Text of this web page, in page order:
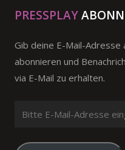
PRESSPLAY
Gib deine E-Mail-Adresse
abonnieren und
via E-Mail zu erhalten.
Mail-